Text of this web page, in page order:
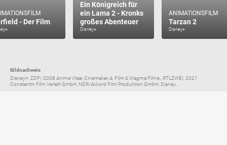
- Der Film
Ein Königreich für
ein Lama 2 - Kronks
großes Abenteuer
Disney+
ANIMATIONSFILM
Tarzan 2
Disney+
Bildnachweis
Disney+, ZDF/ 2008 Anima Vitae, Cinemaker, A. Film & Magma Films., RTLZWEI, 2021
Constantin Film Verleih GmbH, NDR/Akkord Film Produktion GmbH, Disney...